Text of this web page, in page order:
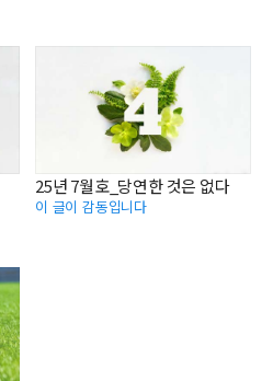
25년 7월호_당연한 것은 없다
이 글이 감동입니다